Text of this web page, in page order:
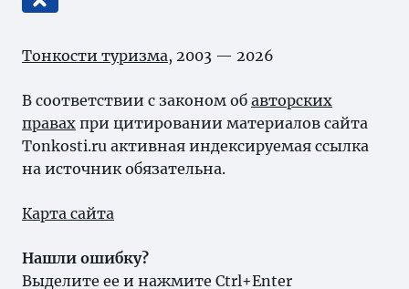
Тонкости туризма, 2003 — 2026
В соответствии с законом об авторских
правах при цитировании материалов сайта
Tonkosti.ru активная индексируемая ссылка
на источник обязательна.
Карта сайта
Нашли ошибку?
Выделите ее и нажмите Ctrl+Enter